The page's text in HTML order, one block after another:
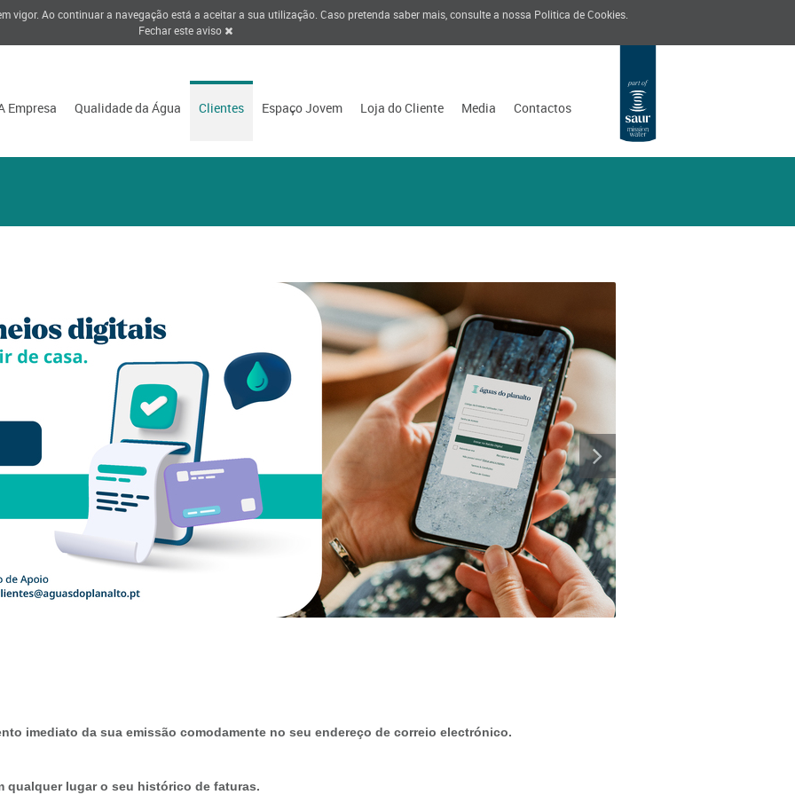
vigor. Ao continuar a navegação está a aceitar a sua utilização. Caso pretenda saber mais, consulte a nossa Politica de Cookies
Fechar este aviso
Empresa Qualidade da Água Clientes Espaço Jovem Loja do Cliente Media Contactos
imediato da sua emissão comodamente no seu endereço de correio electrónico.
qualquer lugar o seu histórico de faturas.